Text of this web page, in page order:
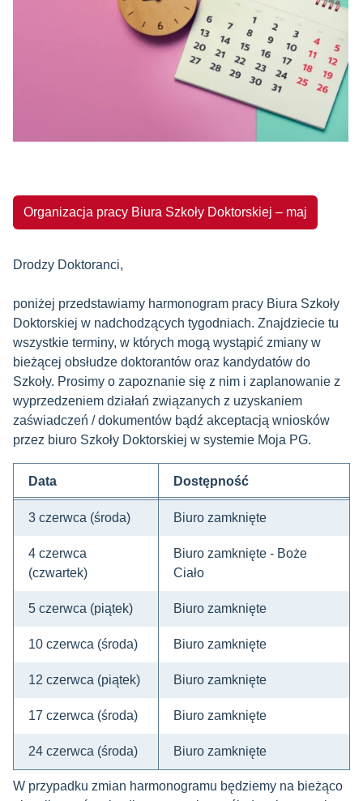
Organizacja pracy Biura Szkoły Doktorskiej – maj
Drodzy Doktoranci,
poniżej przedstawiamy harmonogram pracy Biura Szkoły
Doktorskiej w nadchodzących tygodniach. Znajdziecie tu
wszystkie terminy, w których mogą wystąpić zmiany w
bieżącej obsłudze doktorantów oraz kandydatów do
Szkoły. Prosimy o zapoznanie się z nim i zaplanowanie z
wyprzedzeniem działań związanych z uzyskaniem
zaświadczeń / dokumentów bądź akceptacją wniosków
przez biuro Szkoły Doktorskiej w systemie Moja PG.
Data Dostępność
3 czerwca (środa) Biuro zamknięte
4 czerwca
(czwartek)
Biuro zamknięte - Boże
Ciało
5 czerwca (piątek) Biuro zamknięte
10 czerwca (środa) Biuro zamknięte
12 czerwca (piątek) Biuro zamknięte
17 czerwca (środa) Biuro zamknięte
24 czerwca (środa) Biuro zamknięte
W przypadku zmian harmonogramu będziemy na bieżąco